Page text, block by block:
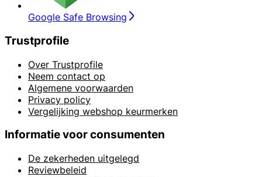
Google Safe Browsing
Trustprofile
Over Trustprofile
Neem contact op
Algemene voorwaarden
Privacy policy
Vergelijking webshop keurmerken
Informatie voor consumenten
De zekerheden uitgelegd
Reviewbeleid